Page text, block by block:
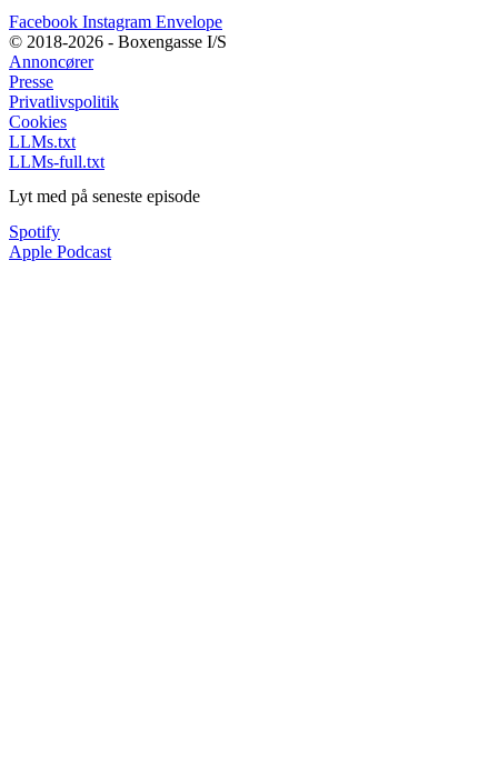
Facebook Instagram Envelope
© 2018-2026 - Boxengasse I/S
Annoncører
Presse
Privatlivspolitik
Cookies
LLMs.txt
LLMs-full.txt
Lyt med på seneste episode
Spotify
Apple Podcast